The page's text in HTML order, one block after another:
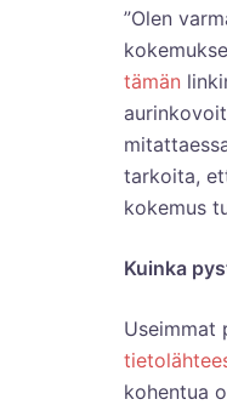
”Olen
tämän
tarkoita,
kokemus
Kuinka
Useimmat
kohentua